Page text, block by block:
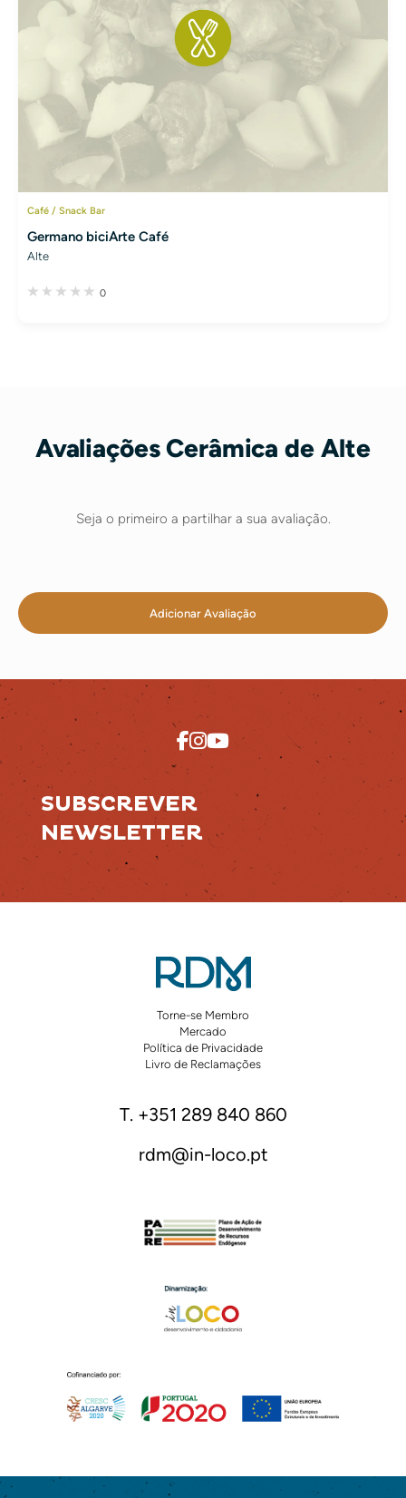
Café / Snack Bar
Germano biciArte Café
Alte
0
Avaliações Cerâmica de Alte
Seja o primeiro a partilhar a sua avaliação.
Adicionar Avaliação
SUBSCREVER
NEWSLETTER
Torne-se Membro
Mercado
Política de Privacidade
Livro de Reclamações
T. +351 289 840 860
rdm@in-loco.pt